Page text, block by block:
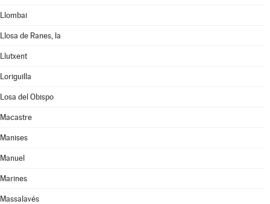
Llombai
Llosa de Ranes, la
Llutxent
Loriguilla
Losa del Obispo
Macastre
Manises
Manuel
Marines
Massalavés